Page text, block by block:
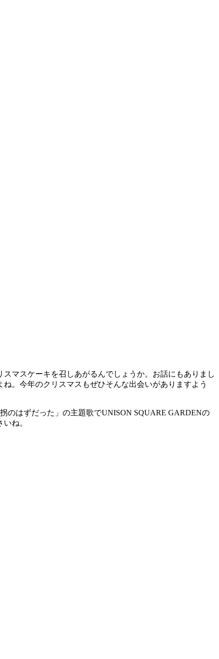
マスケーキを召しあがるんでしょうか。お話にもありまし
。今年のクリスマスもぜひそんな出会いがありますよう
のはずだった」の主題歌でUNISON SQUARE GARDENの
ね。